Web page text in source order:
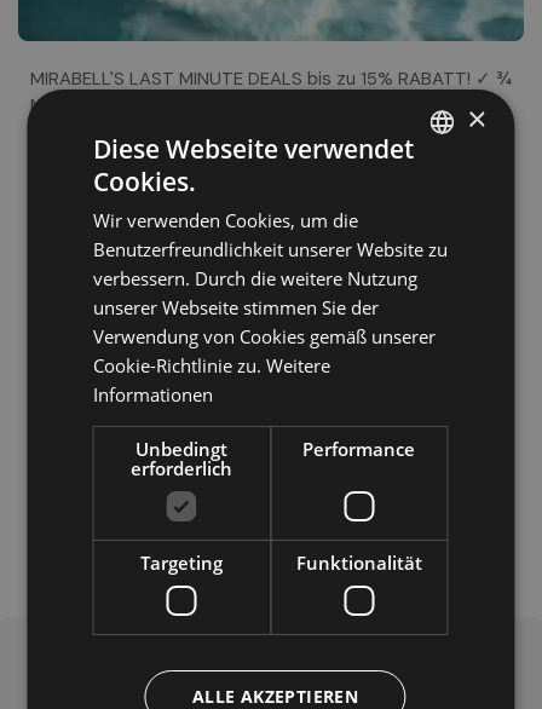
MIRABELL'S LAST MINUTE DEALS bis zu 15% RABATT! ✓ ¾
Mirabell-Verwöhnpension ✓ großzügiges Spa-Angebot
✓ Panoramaausblicke auf die Dolomiten ✓ geführte
Wanderungen &amp; eBike Touren ✓ ausgezeichnete
Kulinarik ✓ Rückzugsorte für Ruhe, Erholung und neue
Energie ✓ hoteleigener Golfplatz ✓ echte
Gastfreundschaft
Zur Website
×
Diese Webseite verwendet
Cookies.
Wir verwenden Cookies, um die
Benutzerfreundlichkeit unserer Website zu
verbessern. Durch die weitere Nutzung
unserer Webseite stimmen Sie der
Verwendung von Cookies gemäß unserer
Cookie-Richtlinie zu. Weitere
Informationen
Unbedingt
erforderlich
Performance
Targeting Funktionalität
ALLE AKZEPTIEREN